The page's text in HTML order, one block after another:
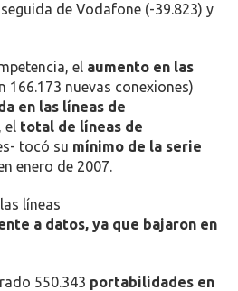
de Vodafone (-39.823) y
el aumento en las
166.173 nuevas conexiones)
en las líneas de
el total de líneas de
tocó su mínimo de la serie
enero de 2007.
líneas
a datos, ya que bajaron en
550.343 portabilidades en